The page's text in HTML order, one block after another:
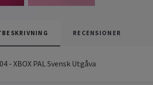
RECENSIONER
- XBOX PAL Svensk Utgåva